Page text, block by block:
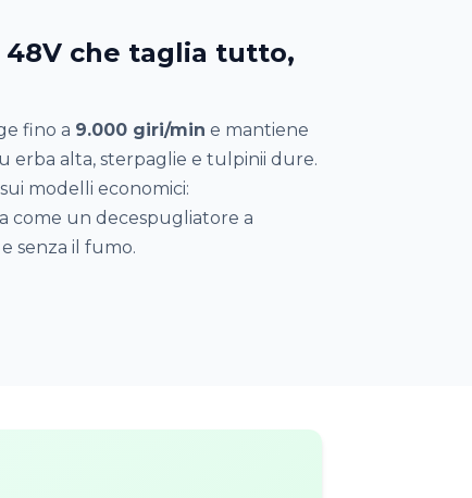
che taglia tutto,
fino a 9.000 giri/min e mantiene
erba alta, sterpaglie e tulpinii dure.
modelli economici:
come un decespugliatore a
senza il fumo.